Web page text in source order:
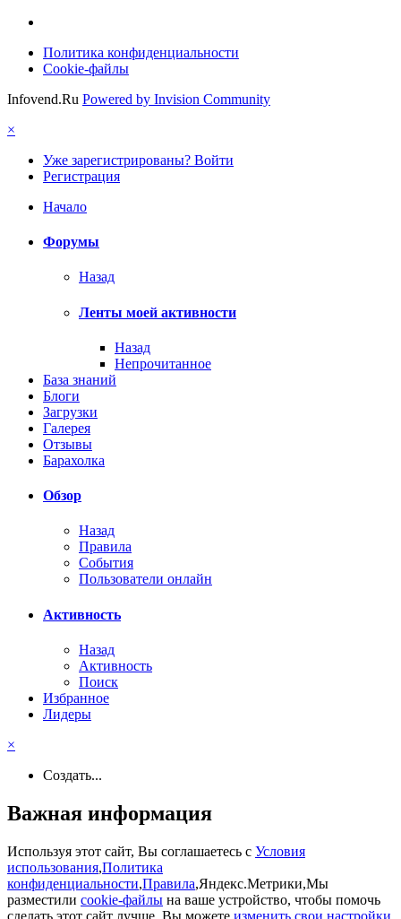
Политика конфиденциальности
Cookie-файлы
Infovend.Ru Powered by Invision Community
×
Уже зарегистрированы? Войти
Регистрация
Начало
Форумы
Назад
Ленты моей активности
Назад
Непрочитанное
База знаний
Блоги
Загрузки
Галерея
Отзывы
Барахолка
Обзор
Назад
Правила
События
Пользователи онлайн
Активность
Назад
Активность
Поиск
Избранное
Лидеры
×
Создать...
Важная информация
Используя этот сайт, Вы соглашаетесь с Условия
использования,Политика
конфиденциальности,Правила,Яндекс.Метрики,Мы
разместили cookie-файлы на ваше устройство, чтобы помочь
сделать этот сайт лучше. Вы можете изменить свои настройки